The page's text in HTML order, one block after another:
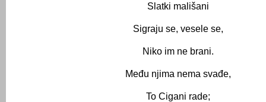
Slatki mališani
Sigraju se, vesele se,
Niko im ne brani.
Među njima nema svađe,
To Cigani rade;